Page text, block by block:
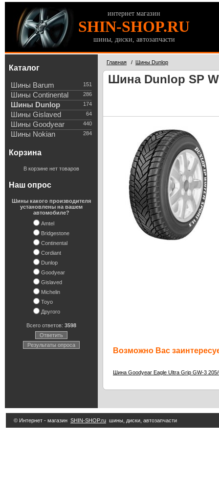
интернет магазин
SHIN-SHOP.RU
шины, диски, автозапчасти
Каталог
151
Шины Barum
286
Шины Continental
174
Шины Dunlop
64
Шины Gislaved
440
Шины Goodyear
284
Шины Nokian
Корзина
В корзине нет товаров
Наш опрос
Шины какого производителя
установлены на вашем
автомобиле?
Amtel
Bridgestone
Continental
Cordiant
Dunlop
Goodyear
Gislaved
Michelin
Toyo
Другого
Всего ответов: 3598
Ответить
Результаты опроса
Главная / Шины Dunlop
Шина Dunlop SP
Возможно Вас
Шина Goodyear Eagle Ultra Grip GW-3
© Интернет - магазин SHIN-SHOP.ru шины, диски, автозапчасти